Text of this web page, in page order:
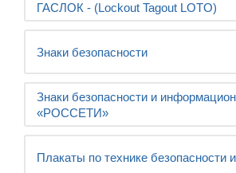
ГАСЛОК - (Lockout Tagout LOTO)
Знаки безопасности
Знаки безопасности и
«РОССЕТИ»
Плакаты по технике безопасности